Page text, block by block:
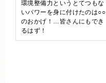
環境整備力というとてつもな
いパワーを身に付けたのは○○
のおかげ！…皆さんにもでき
るはず！